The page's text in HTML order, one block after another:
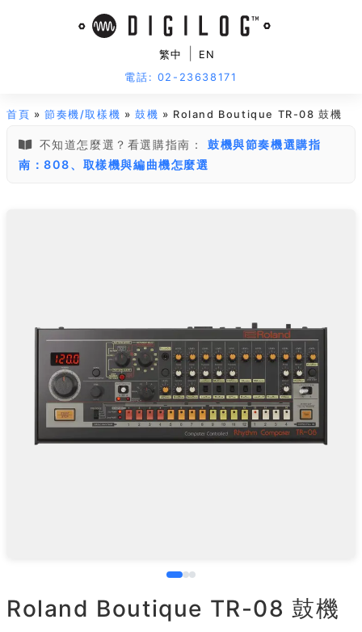
繁中
EN
電話: 02-23638171
首頁 »節奏機/取樣機 »鼓機 » Roland Boutique TR-08 鼓機
不知道怎麼選？看選購指南：
鼓機與節奏機選購指
南：808、取樣機與編曲機怎麼選
Roland Boutique TR-08 鼓機